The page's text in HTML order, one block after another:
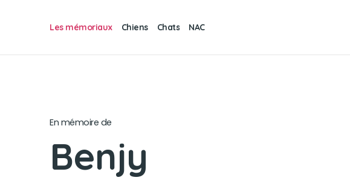
Les mémoriaux Chiens Chats NAC
En mémoire de
Benjy